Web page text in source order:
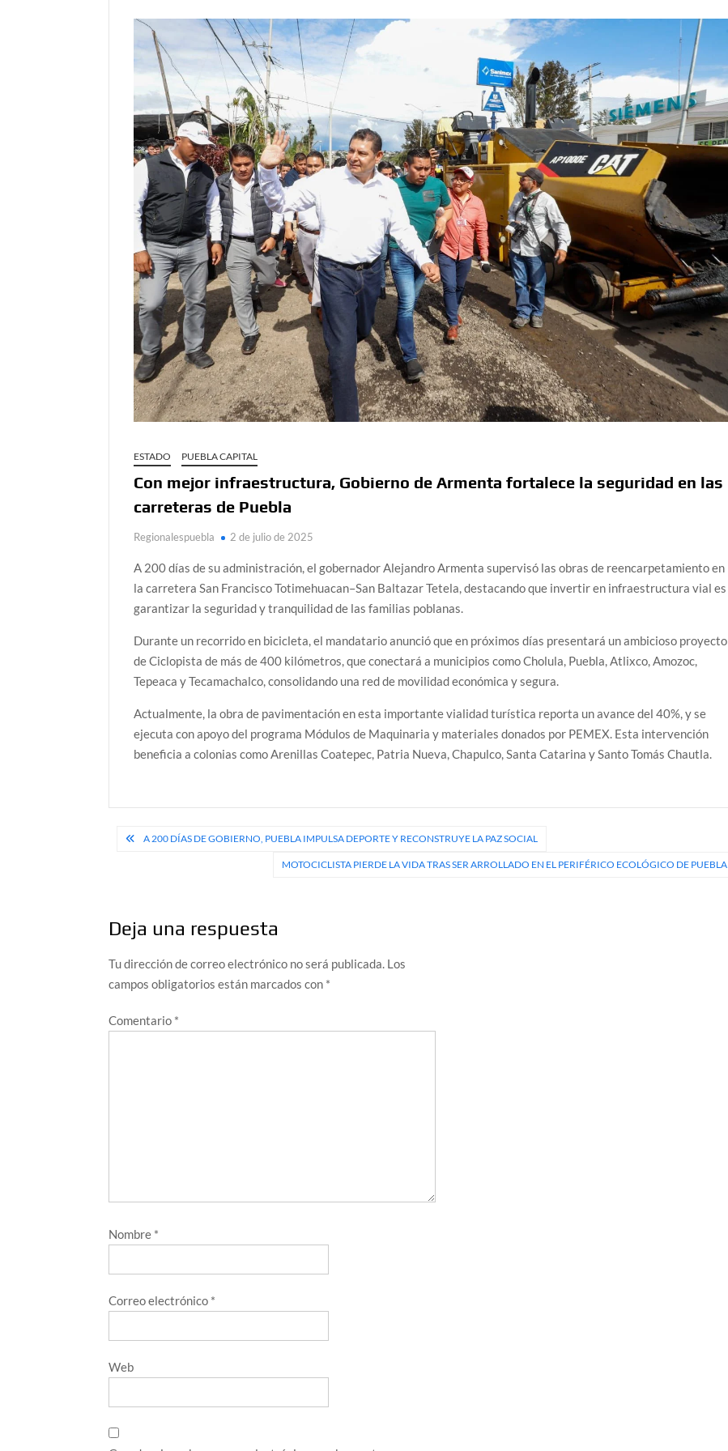
ESTADO PUEBLA CAPITAL
Con mejor infraestructura, Gobierno de Armenta fortalece la seguridad en las
carreteras de Puebla
Regionalespuebla 2 de julio de 2025
A 200 días de su administración, el gobernador Alejandro Armenta supervisó las obras de reencarpetamiento en
la carretera San Francisco Totimehuacan–San Baltazar Tetela, destacando que invertir en infraestructura vial es
garantizar la seguridad y tranquilidad de las familias poblanas.
Durante un recorrido en bicicleta, el mandatario anunció que en próximos días presentará un ambicioso proyecto
de Ciclopista de más de 400 kilómetros, que conectará a municipios como Cholula, Puebla, Atlixco, Amozoc,
Tepeaca y Tecamachalco, consolidando una red de movilidad económica y segura.
Actualmente, la obra de pavimentación en esta importante vialidad turística reporta un avance del 40%, y se
ejecuta con apoyo del programa Módulos de Maquinaria y materiales donados por PEMEX. Esta intervención
beneficia a colonias como Arenillas Coatepec, Patria Nueva, Chapulco, Santa Catarina y Santo Tomás Chautla.
Navegación
A 200 DÍAS DE GOBIERNO, PUEBLA IMPULSA DEPORTE Y RECONSTRUYE LA PAZ SOCIAL
MOTOCICLISTA PIERDE LA VIDA TRAS SER ARROLLADO EN EL PERIFÉRICO ECOLÓGICO DE PUEBLA
Deja una respuesta
Tu dirección de correo electrónico no será publicada. Los
campos obligatorios están marcados con *
Comentario *
Nombre *
Correo electrónico *
Web